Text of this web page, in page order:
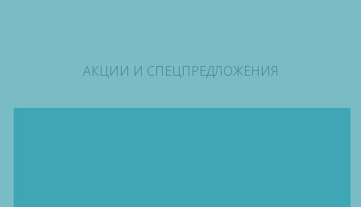
АКЦИИ И СПЕЦПРЕДЛОЖЕНИЯ